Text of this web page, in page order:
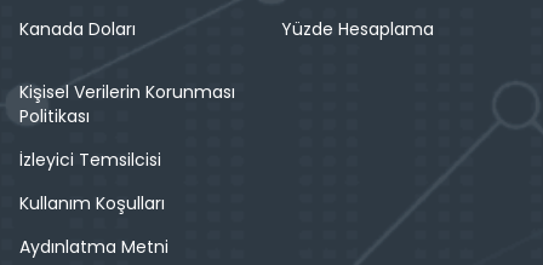
Kanada Doları
Yüzde Hesaplama
Kişisel Verilerin Korunması
Politikası
İzleyici Temsilcisi
Kullanım Koşulları
Aydınlatma Metni